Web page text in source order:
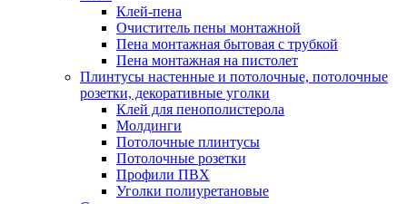
Клей-пена
Очиститель пены монтажной
Пена монтажная бытовая с трубкой
Пена монтажная на пистолет
Плинтусы настенные и потолочные, потолочные
розетки, декоративные уголки
Клей для пенополистерола
Молдинги
Потолочные плинтусы
Потолочные розетки
Профили ПВХ
Уголки полиуретановые